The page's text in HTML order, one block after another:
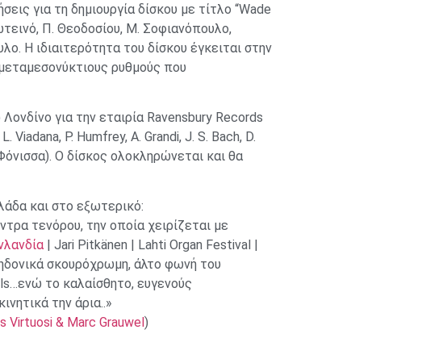
για τη δημιουργία δίσκου με τίτλο “Wade
Π. Θεοδοσίου, Μ. Σοφιανόπουλο,
Η ιδιαιτερότητα του δίσκου έγκειται στην
ρυθμούς που
για την εταιρία Ravensbury Records
P. Humfrey, A. Grandi, J. S. Bach, D.
Ο δίσκος ολοκληρώνεται και θα
και στο εξωτερικό:
τενόρου, την οποία χειρίζεται με
| Jari Pitkänen | Lahti Organ Festival |
σκουρόχρωμη, άλτο φωνή του
το καλαίσθητο, ευγενούς
την άρια..»
Virtuosi & Marc Grauwel )